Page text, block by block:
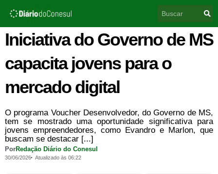
para
conteúdo
Iniciativa do Governo de MS
capacita jovens para o
mercado digital
O programa Voucher Desenvolvedor, do Governo de MS,
tem se mostrado uma oportunidade significativa para
jovens empreendedores, como Evandro e Marlon, que
buscam se destacar [...]
PorRedação Diário do Conesul
30/06/2026 Atualizado às 06:22